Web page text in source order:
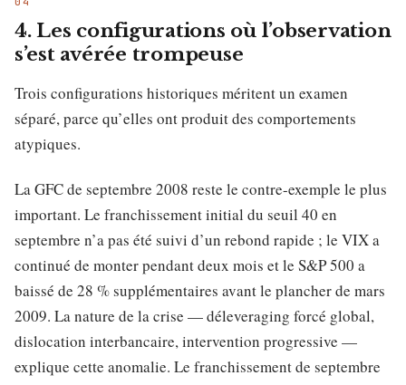
4. Les configurations où l’observation
s’est avérée trompeuse
Trois configurations historiques méritent un examen
séparé, parce qu’elles ont produit des comportements
atypiques.
La GFC de septembre 2008 reste le contre-exemple le plus
important. Le franchissement initial du seuil 40 en
septembre n’a pas été suivi d’un rebond rapide ; le VIX a
continué de monter pendant deux mois et le S&P 500 a
baissé de 28 % supplémentaires avant le plancher de mars
2009. La nature de la crise — déleveraging forcé global,
dislocation interbancaire, intervention progressive —
explique cette anomalie. Le franchissement de septembre